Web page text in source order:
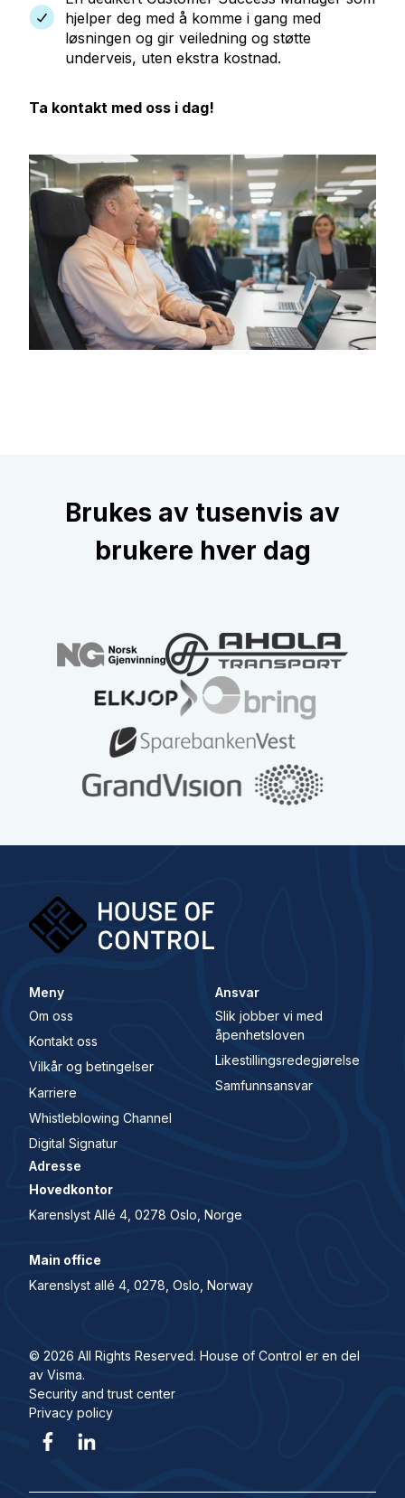
hjelper deg med å komme i gang med
løsningen og gir veiledning og støtte
underveis, uten ekstra kostnad.
Ta kontakt med oss i dag!
Brukes av tusenvis av
brukere hver dag
Meny
Om oss
Kontakt oss
Vilkår og betingelser
Karriere
Whistleblowing Channel
Digital Signatur
Ansvar
Slik jobber vi med
åpenhetsloven
Likestillingsredegjørelse
Samfunnsansvar
Adresse
Hovedkontor
Karenslyst Allé 4, 0278 Oslo, Norge
Main office
Karenslyst allé 4, 0278, Oslo, Norway
© 2026 All Rights Reserved. House of Control er en del
av Visma.
Security and trust center
Privacy policy